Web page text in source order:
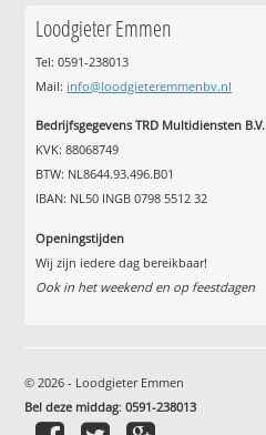
Loodgieter Emmen
Tel: 0591-238013
Mail: info@loodgieteremmenbv.nl
Bedrijfsgegevens TRD Multidiensten B.V.
KVK: 88068749
BTW: NL8644.93.496.B01
IBAN: NL50 INGB 0798 5512 32
Openingstijden
Wij zijn iedere dag bereikbaar!
Ook in het weekend en op feestdagen
© 2026 - Loodgieter Emmen
Bel deze middag:0591-238013